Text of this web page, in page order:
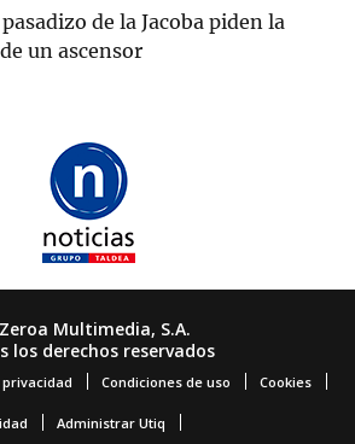
de la Jacoba piden la
un ascensor
Multimedia, S.A.
los derechos reservados
Condiciones de uso Cookies
Administrar Utiq